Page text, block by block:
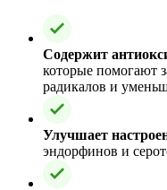
Содержит
которые помогают
радикалов и
Улучшает
эндорфинов и